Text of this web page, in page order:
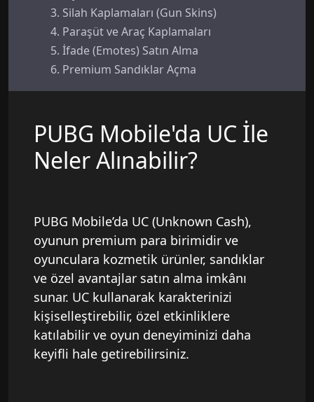
3. Silah Kaplamaları (Gun Skins)
4. Paraşüt ve Araç Kaplamaları
5. İfade (Emotes) Satın Alma
6. Premium Sandıklar Açma
7. Karakterler ve Yetenekleri
9. Özel Etkinliklere Katılım
PUBG Mobile'da UC İle
Neler Alınabilir?
PUBG Mobile’da UC (Unknown Cash),
oyunun premium para birimidir ve
oyunculara kozmetik ürünler, sandıklar
ve özel avantajlar satın alma imkânı
sunar. UC kullanarak karakterinizi
kişiselleştirebilir, özel etkinliklere
katılabilir ve oyun deneyiminizi daha
keyifli hale getirebilirsiniz.